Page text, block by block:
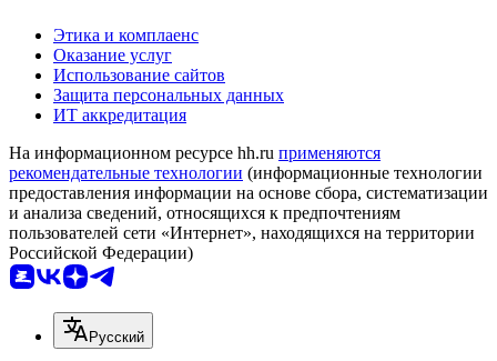
Этика и комплаенс
Оказание услуг
Использование сайтов
Защита персональных данных
ИТ аккредитация
На информационном ресурсе hh.ru применяются
рекомендательные технологии (информационные технологии
предоставления информации на основе сбора, систематизации
и анализа сведений, относящихся к предпочтениям
пользователей сети «Интернет», находящихся на территории
Российской Федерации)
Русский